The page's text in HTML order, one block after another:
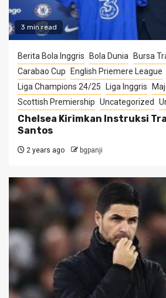
3 min read
Berita Bola Inggris Bola Dunia
Bursa
Carabao Cup
English Priemere League
Liga Champions 24/25
Liga Inggris
Scottish Premiership Uncategorized
Chelsea Kirimkan Instruksi
Santos
2 years ago bgpanji